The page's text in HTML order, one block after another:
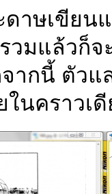
าษเขียน
วมแล้วก็
ากนี้ ตัวแ
นคราวเ